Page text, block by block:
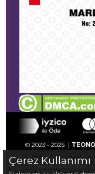
© 2023 - 2025 |
Teonora.com 'da
Çerez Kullanımı